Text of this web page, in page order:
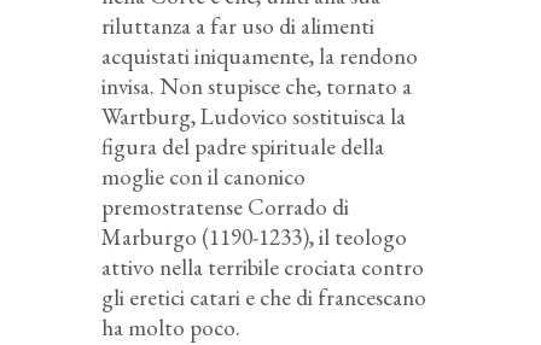
riluttanza a far uso di alimenti
acquistati iniquamente, la rendono
invisa. Non stupisce che, tornato a
Wartburg, Ludovico sostituisca la
figura del padre spirituale della
moglie con il canonico
premostratense Corrado di
Marburgo (1190-1233), il teologo
attivo nella terribile crociata contro
gli eretici catari e che di francescano
ha molto poco.